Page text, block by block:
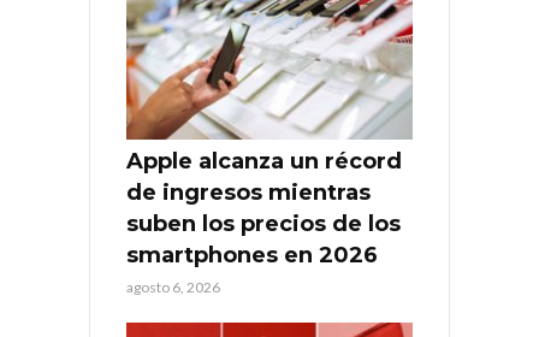
Apple alcanza un récord
de ingresos mientras
suben los precios de los
smartphones en 2026
agosto 6, 2026